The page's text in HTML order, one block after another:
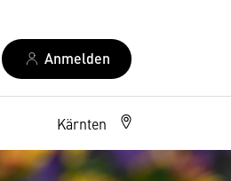
Anmelden
Kärnten